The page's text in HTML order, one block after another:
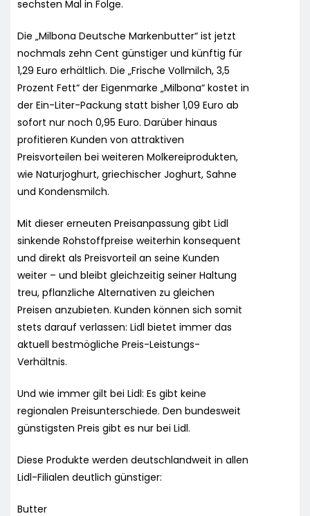
sechsten Mal in Folge.
Die „Milbona Deutsche Markenbutter“ ist jetzt
nochmals zehn Cent günstiger und künftig für
1,29 Euro erhältlich. Die „Frische Vollmilch, 3,5
Prozent Fett“ der Eigenmarke „Milbona“ kostet in
der Ein-Liter-Packung statt bisher 1,09 Euro ab
sofort nur noch 0,95 Euro. Darüber hinaus
profitieren Kunden von attraktiven
Preisvorteilen bei weiteren Molkereiprodukten,
wie Naturjoghurt, griechischer Joghurt, Sahne
und Kondensmilch.
Mit dieser erneuten Preisanpassung gibt Lidl
sinkende Rohstoffpreise weiterhin konsequent
und direkt als Preisvorteil an seine Kunden
weiter – und bleibt gleichzeitig seiner Haltung
treu, pflanzliche Alternativen zu gleichen
Preisen anzubieten. Kunden können sich somit
stets darauf verlassen: Lidl bietet immer das
aktuell bestmögliche Preis-Leistungs-
Verhältnis.
Und wie immer gilt bei Lidl: Es gibt keine
regionalen Preisunterschiede. Den bundesweit
günstigsten Preis gibt es nur bei Lidl.
Diese Produkte werden deutschlandweit in allen
Lidl-Filialen deutlich günstiger:
Butter